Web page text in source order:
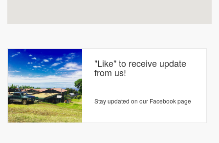
"Like" to receive update
from us!
Stay updated on our Facebook page